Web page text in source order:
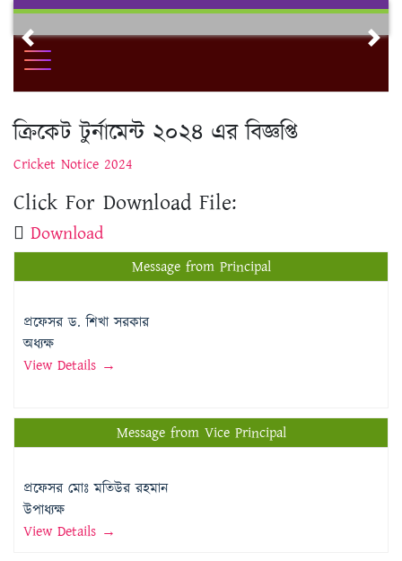
Skip
contentPrevious
ক্রিকেট টুর্নামেন্ট ২০২৪ এর বিজ্ঞপ্তি
Cricket Notice 2024
Click For Download File:
Download
Message from Principal
প্রফেসর ড. শিখা সরকার
অধ্যক্ষ
View Details →
Message from Vice Principal
প্রফেসর মোঃ মতিউর রহমান
উপাধ্যক্ষ
View Details →